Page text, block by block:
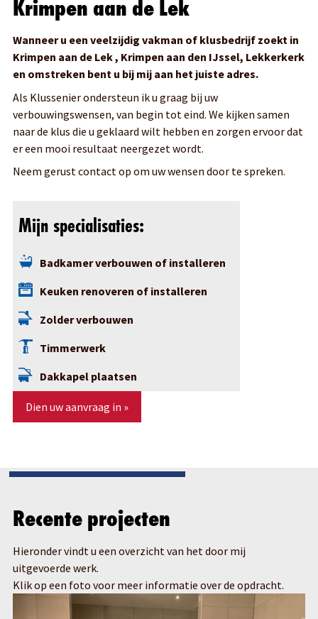
Krimpen aan de Lek
Wanneer u een veelzijdig vakman of klusbedrijf zoekt in
Krimpen aan de Lek , Krimpen aan den IJssel, Lekkerkerk
en omstreken bent u bij mij aan het juiste adres.
Als Klussenier ondersteun ik u graag bij uw
verbouwingswensen, van begin tot eind. We kijken samen
naar de klus die u geklaard wilt hebben en zorgen ervoor dat
er een mooi resultaat neergezet wordt.
Neem gerust contact op om uw wensen door te spreken.
Mijn specialisaties:
Badkamer verbouwen of installeren
Keuken renoveren of installeren
Zolder verbouwen
Timmerwerk
Dakkapel plaatsen
Dien uw aanvraag in »
Recente projecten
Hieronder vindt u een overzicht van het door mij
uitgevoerde werk.
Klik op een foto voor meer informatie over de opdracht.